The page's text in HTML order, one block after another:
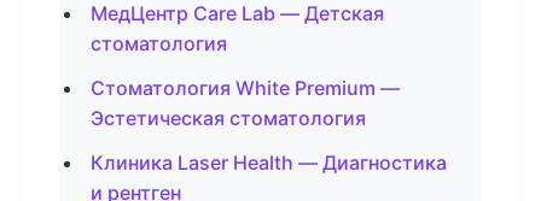
МедЦентр Care Lab — Детская
стоматология
Стоматология White Premium —
Эстетическая стоматология
Клиника Laser Health — Диагностика
и рентген